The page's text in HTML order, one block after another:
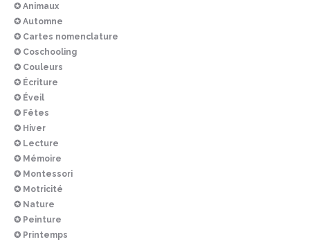
✪ Animaux
✪ Automne
✪ Cartes nomenclature
✪ Coschooling
✪ Couleurs
✪ Écriture
✪ Éveil
✪ Fêtes
✪ Hiver
✪ Lecture
✪ Mémoire
✪ Montessori
✪ Motricité
✪ Nature
✪ Peinture
✪ Printemps